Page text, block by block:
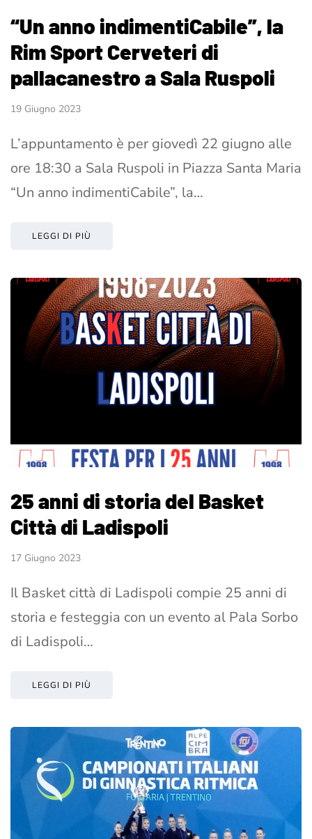
“Un anno indimentiCabile”, la
Rim Sport Cerveteri di
pallacanestro a Sala Ruspoli
19 Giugno 2023
L’appuntamento è per giovedì 22 giugno alle
ore 18:30 a Sala Ruspoli in Piazza Santa Maria
“Un anno indimentiCabile”, la…
LEGGI DI PIÙ
25 anni di storia del Basket
Città di Ladispoli
17 Giugno 2023
Il Basket città di Ladispoli compie 25 anni di
storia e festeggia con un evento al Pala Sorbo
di Ladispoli…
LEGGI DI PIÙ